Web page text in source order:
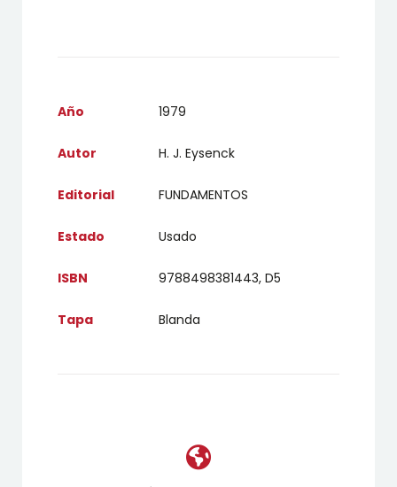
Año 1979
Autor H. J. Eysenck
Editorial FUNDAMENTOS
Estado Usado
ISBN 9788498381443, D5
Tapa Blanda